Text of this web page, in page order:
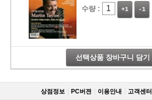
수량 :
+1 -1
선택상품 장바구니 담기
상점정보 PC버젼 이용안내 고객센터